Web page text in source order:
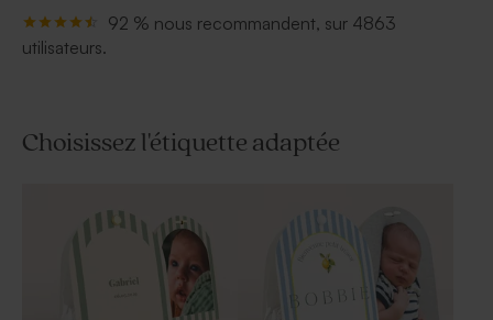
92 % nous recommandent, sur 4863
utilisateurs.
Choisissez l'étiquette adaptée